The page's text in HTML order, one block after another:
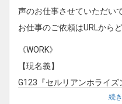
声のお仕事させていただい
お仕事のご依頼はURLから
《WORK》
【現名義】
G123『セルリアンホライズ
Nintendo Switch『シャド続